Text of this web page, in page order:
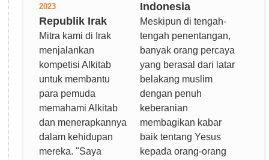
2023
Republik Irak
Mitra kami di Irak
menjalankan
kompetisi Alkitab
untuk membantu
para pemuda
memahami Alkitab
dan menerapkannya
dalam kehidupan
mereka. "Saya
Indonesia
Meskipun di tengah-
tengah penentangan,
banyak orang percaya
yang berasal dari latar
belakang muslim
dengan penuh
keberanian
membagikan kabar
baik tentang Yesus
kepada orang-orang